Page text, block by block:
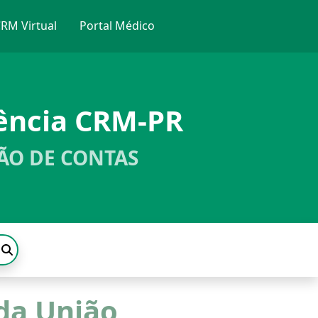
Virtual Portal Médico
CRM-PR
DE CONTAS